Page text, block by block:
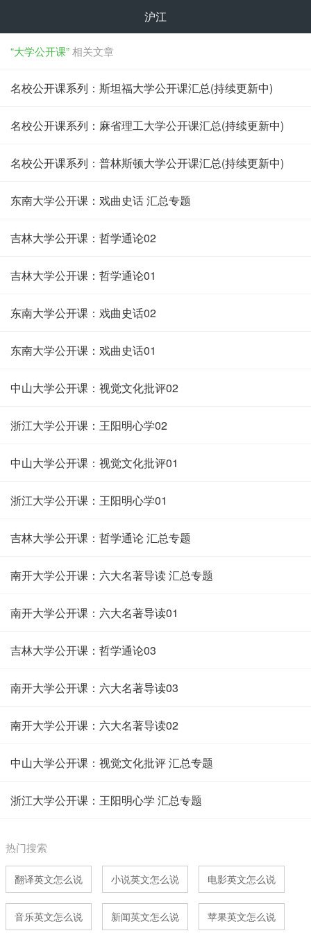
沪江
“大学公开课”相关文章
名校公开课系列：斯坦福大学公开课汇总(持续更新中)
名校公开课系列：麻省理工大学公开课汇总(持续更新中)
名校公开课系列：普林斯顿大学公开课汇总(持续更新中)
东南大学公开课：戏曲史话 汇总专题
吉林大学公开课：哲学通论02
吉林大学公开课：哲学通论01
东南大学公开课：戏曲史话02
东南大学公开课：戏曲史话01
中山大学公开课：视觉文化批评02
浙江大学公开课：王阳明心学02
中山大学公开课：视觉文化批评01
浙江大学公开课：王阳明心学01
吉林大学公开课：哲学通论 汇总专题
南开大学公开课：六大名著导读 汇总专题
南开大学公开课：六大名著导读01
吉林大学公开课：哲学通论03
南开大学公开课：六大名著导读03
南开大学公开课：六大名著导读02
中山大学公开课：视觉文化批评 汇总专题
浙江大学公开课：王阳明心学 汇总专题
热门搜索
翻译英文怎么说 小说英文怎么说 电影英文怎么说
音乐英文怎么说 新闻英文怎么说 苹果英文怎么说